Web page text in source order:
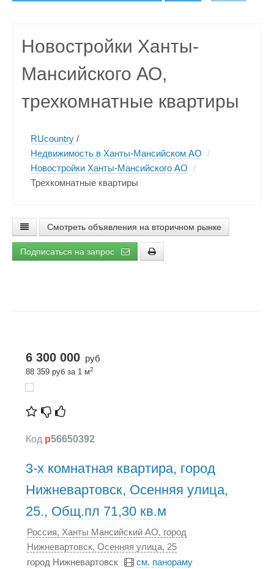
Новостройки Ханты-
Мансийского АО,
трехкомнатные квартиры
RUcountry /
Недвижимость в Ханты-Мансийском АО /
Новостройки Ханты-Мансийского АО /
Трехкомнатные квартиры
Смотреть объявления на вторичном рынке
Подписаться на запрос
6 300 000 руб
88 359 руб за 1 м2
Код p56650392
3-х комнатная квартира, город
Нижневартовск, Осенняя улица,
25., Общ.пл 71,30 кв.м
Россия, Ханты Мансийский АО, город
Нижневартовск, Осенняя улица, 25
город Нижневартовск
см. панораму